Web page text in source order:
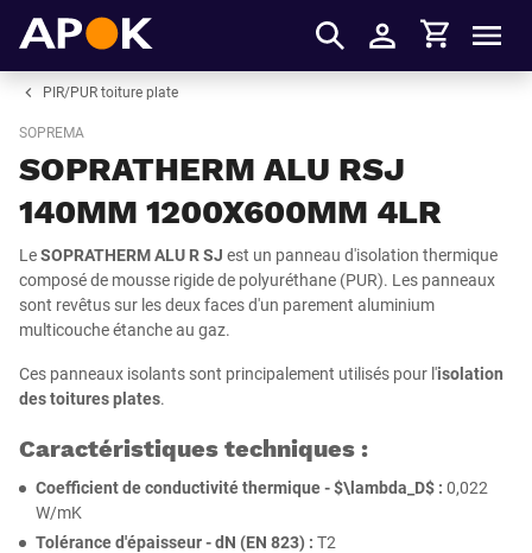
S'identifier
Panier
PIR/PUR toiture plate
SOPREMA
SOPRATHERM ALU RSJ
140MM 1200X600MM 4LR
LeSOPRATHERM ALU R SJ est un panneau d'isolation thermique
composé de mousse rigide de polyuréthane (PUR). Les panneaux
sont revêtus sur les deux faces d'un parement aluminium
multicouche étanche au gaz.
Ces panneaux isolants sont principalement utilisés pour l'isolation
des toitures plates.
Caractéristiques techniques :
Coefficient de conductivité thermique -$\lambda_D$ : 0,022
W/mK
Tolérance d'épaisseur - dN (EN 823) : T2